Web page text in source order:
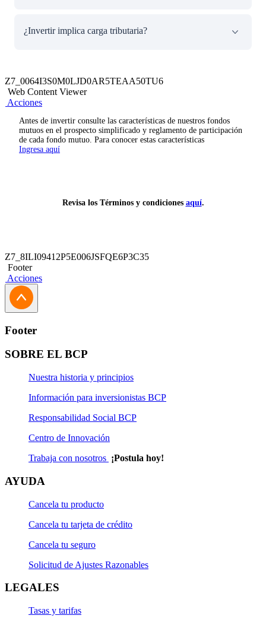
encuentran bajo regulación de la Superintendencia de
¿Invertir implica carga tributaria?
obtenidas al realizar un rescate, esto es menor al de
acciones en bolsa que tributa 30% de IR . Además,
Credicorp Capital S.A. SAF es agente retenedor de IR,
Z7_0064I3S0M0LJD0AR5TEAA50TU6
Web Content Viewer
Acciones
Antes de invertir consulte las características de nuestros fondos
mutuos en el prospecto simplificado y reglamento de participación
de cada fondo mutuo. Para conocer estas características
Ingresa aquí
Revisa los Términos y condiciones aquí.
Z7_8ILI09412P5E006JSFQE6P3C35
Footer
Acciones
Footer
SOBRE EL BCP
Nuestra historia y principios
Información para inversionistas BCP
Responsabilidad Social BCP
Centro de Innovación
Trabaja con nosotros ¡Postula hoy!
AYUDA
Cancela tu producto
Cancela tu tarjeta de crédito
Cancela tu seguro
Solicitud de Ajustes Razonables
LEGALES
Tasas y tarifas